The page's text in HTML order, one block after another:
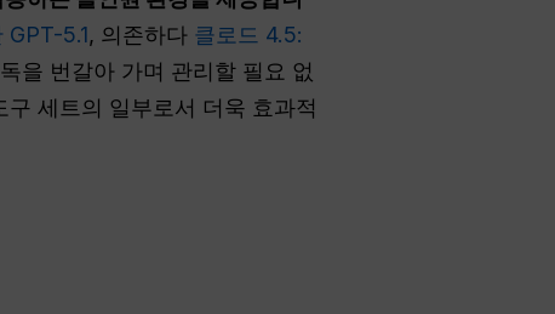
GPT-5.1, 의존하다 클로드 4.5:
을 번갈아 가며 관리할 필요 없
세트의 일부로서 더욱 효과적